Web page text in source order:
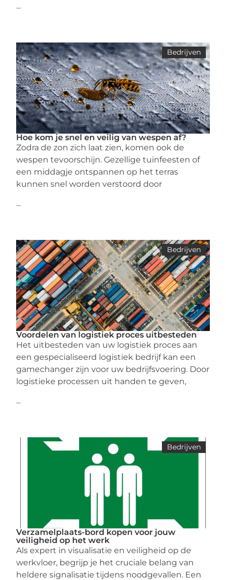
...
Bedrijven
Hoe kom je snel en veilig van wespen af?
Zodra de zon zich laat zien, komen ook de
wespen tevoorschijn. Gezellige tuinfeesten of
een middagje ontspannen op het terras
kunnen snel worden verstoord door
...
Bedrijven
Voordelen van logistiek proces uitbesteden
Het uitbesteden van uw logistiek proces aan
een gespecialiseerd logistiek bedrijf kan een
gamechanger zijn voor uw bedrijfsvoering. Door
logistieke processen uit handen te geven,
...
Bedrijven
Verzamelplaats-bord kopen voor jouw
veiligheid op het werk
Als expert in visualisatie en veiligheid op de
werkvloer, begrijp je het cruciale belang van
heldere signalisatie tijdens noodgevallen. Een